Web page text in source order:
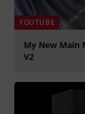
YOUTUBE
My New Main
V2